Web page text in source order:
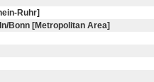
Ruhr]
Bonn [Metropolitan Area]